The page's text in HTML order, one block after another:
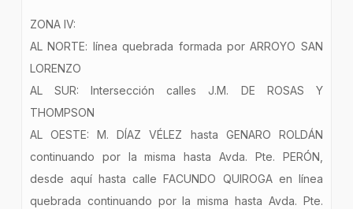
ZONA IV:
AL NORTE: línea quebrada formada por ARROYO SAN
LORENZO
AL SUR: Intersección calles J.M. DE ROSAS Y
THOMPSON
AL OESTE: M. DÍAZ VÉLEZ hasta GENARO ROLDÁN
continuando por la misma hasta Avda. Pte. PERÓN,
desde aquí hasta calle FACUNDO QUIROGA en línea
quebrada continuando por la misma hasta Avda. Pte.